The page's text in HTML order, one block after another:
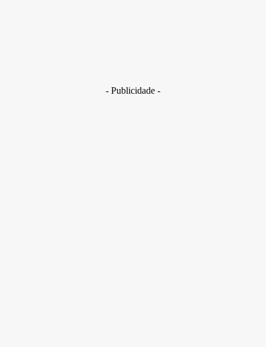
- Publicidade -